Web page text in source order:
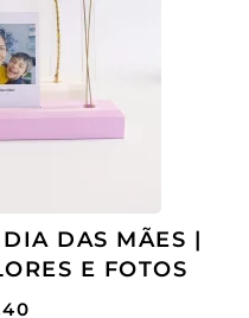
DAS MÃES |
E FOTOS